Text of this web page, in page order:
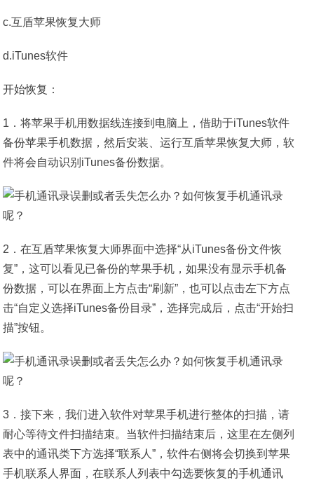
c.互盾苹果恢复大师
d.iTunes软件
开始恢复：
1．将苹果手机用数据线连接到电脑上，借助于iTunes软件
备份苹果手机数据，然后安装、运行互盾苹果恢复大师，软
件将会自动识别iTunes备份数据。
2．在互盾苹果恢复大师界面中选择“从iTunes备份文件恢
复”，这可以看见已备份的苹果手机，如果没有显示手机备
份数据，可以在界面上方点击“刷新”，也可以点击左下方点
击“自定义选择iTunes备份目录”，选择完成后，点击“开始扫
描”按钮。
3．接下来，我们进入软件对苹果手机进行整体的扫描，请
耐心等待文件扫描结束。当软件扫描结束后，这里在左侧列
表中的通讯类下方选择“联系人”，软件右侧将会切换到苹果
手机联系人界面，在联系人列表中勾选要恢复的手机通讯